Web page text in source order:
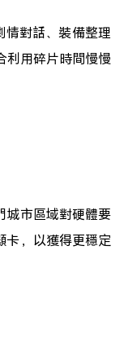
情對話、裝備整理
利用碎片時間慢慢
城市區域對硬體要
卡，以獲得更穩定